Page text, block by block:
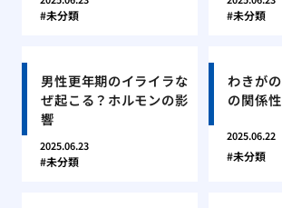
未分類 未分類
男性更年期のイライラな
ぜ起こる？ホルモンの影
響
2025.06.23
未分類
わきが
の関係性
2025.06.22
未分類